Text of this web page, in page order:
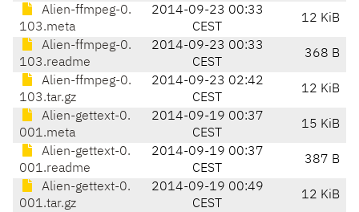
Alien-ffmpeg-0.
103.meta
2014-09-23 00:33
CEST
12 KiB
Alien-ffmpeg-0.
103.readme
2014-09-23 00:33
CEST
368 B
Alien-ffmpeg-0.
103.tar.gz
2014-09-23 02:42
CEST
12 KiB
Alien-gettext-0.
001.meta
2014-09-19 00:37
CEST
15 KiB
Alien-gettext-0.
001.readme
2014-09-19 00:37
CEST
387 B
Alien-gettext-0.
001.tar.gz
2014-09-19 00:49
CEST
12 KiB